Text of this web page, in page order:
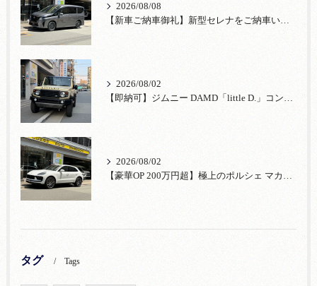
2026/08/08
【新車ご納車御礼】新型セレナをご納車いたしました！宮口自動車株式会社
2026/08/02
【即納可】ジムニー DAMD「little D.」コンプリート！登録済未使用車あり
2026/08/02
【豪華OP 200万円超】極上のポルシェ マカンが入荷！注目のオプション装備
タグ Tags